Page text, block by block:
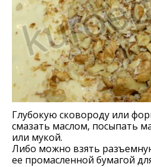
Глубокую сковороду или
смазать маслом, посыпать
или мукой.
Либо можно взять
ее промасленной бумагой